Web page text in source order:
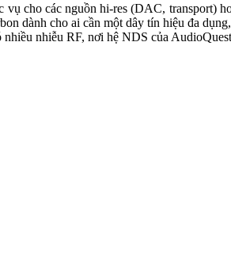
cho các nguồn hi-res (DAC, transport)
dành cho ai cần một dây tín hiệu đa
nhiễu RF, nơi hệ NDS của